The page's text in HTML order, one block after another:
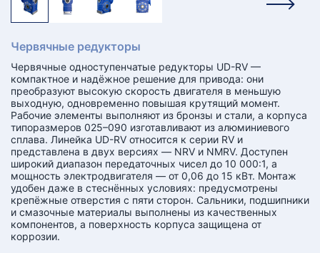
Червячные редукторы
Червячные одноступенчатые редукторы UD-RV —
компактное и надёжное решение для привода: они
преобразуют высокую скорость двигателя в меньшую
выходную, одновременно повышая крутящий момент.
Рабочие элементы выполняют из бронзы и стали, а корпуса
типоразмеров 025–090 изготавливают из алюминиевого
сплава. Линейка UD-RV относится к серии RV и
представлена в двух версиях — NRV и NMRV. Доступен
широкий диапазон передаточных чисел до 10 000:1, а
мощность электродвигателя — от 0,06 до 15 кВт. Монтаж
удобен даже в стеснённых условиях: предусмотрены
крепёжные отверстия с пяти сторон. Сальники, подшипники
и смазочные материалы выполнены из качественных
компонентов, а поверхность корпуса защищена от
коррозии.